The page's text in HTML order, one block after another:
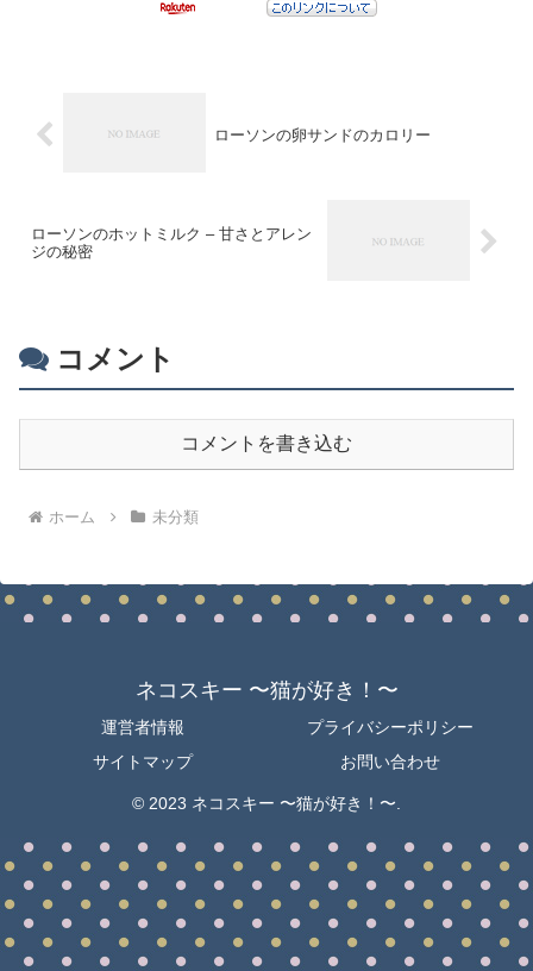
ローソンの卵サンドのカロリー
ローソンのホットミルク – 甘さとアレン
ジの秘密
コメント
コメントを書き込む
ホーム 未分類
ネコスキー 〜猫が好き！〜
運営者情報
プライバシーポリシー
サイトマップ
お問い合わせ
© 2023 ネコスキー 〜猫が好き！〜.